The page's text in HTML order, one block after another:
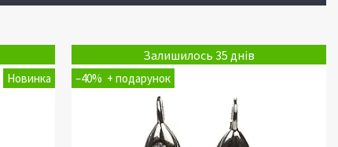
Новинка
Залишилось 35 днів
–40%